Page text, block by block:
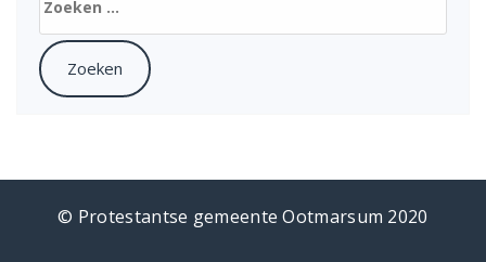
naar:
© Protestantse gemeente Ootmarsum 2020